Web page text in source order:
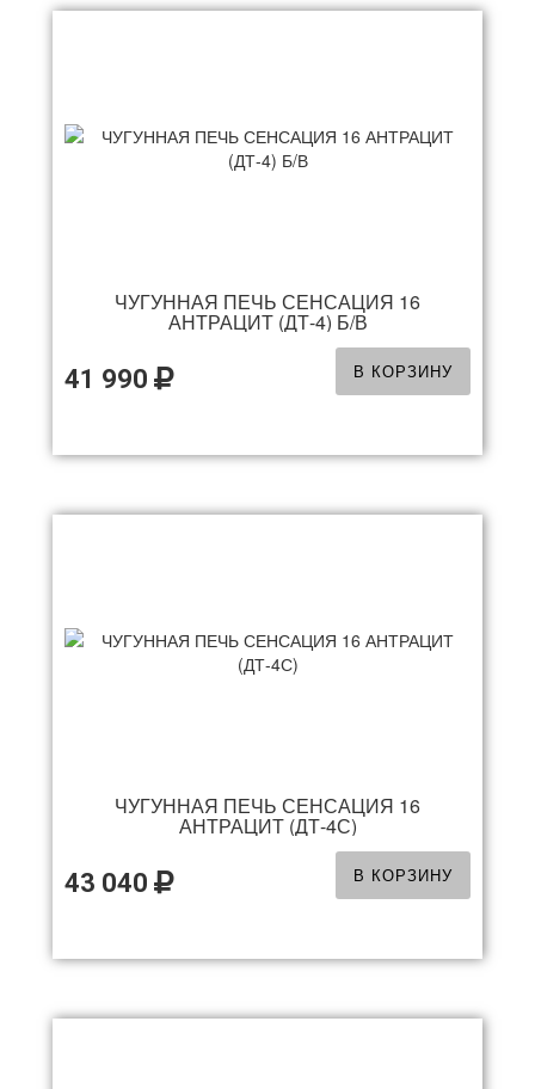
ЧУГУННАЯ ПЕЧЬ СЕНСАЦИЯ 16
АНТРАЦИТ (ДТ-4) Б/В
41 990 В КОРЗИНУ
ЧУГУННАЯ ПЕЧЬ СЕНСАЦИЯ 16
АНТРАЦИТ (ДТ-4С)
43 040 В КОРЗИНУ